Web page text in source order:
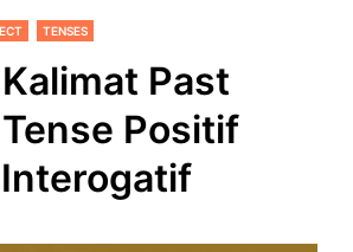
TENSES
Past
Positif